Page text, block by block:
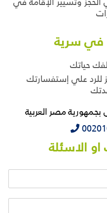
في سرية
حياتك
علي إستفسارتك
مصر العربية
الاسئلة